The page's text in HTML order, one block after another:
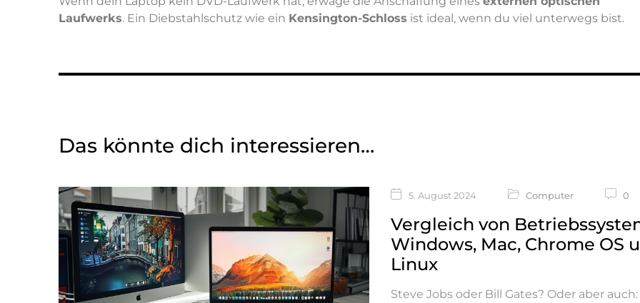
Laufwerks. Ein Diebstahlschutz wie ein Kensington-Schloss ist ideal, wenn du viel unterwegs bist.
Das könnte dich interessieren…
5. August 2024 Computer 0
Vergleich von
Windows, Mac, Chrome OS
Linux
Steve Jobs oder Bill Gates? Oder aber